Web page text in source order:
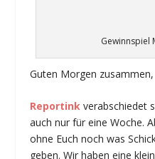
Gewinnspiel
Guten Morgen zusammen,
Reportink verabschiedet
auch nur für eine Woche.
ohne Euch noch was
geben. Wir haben eine